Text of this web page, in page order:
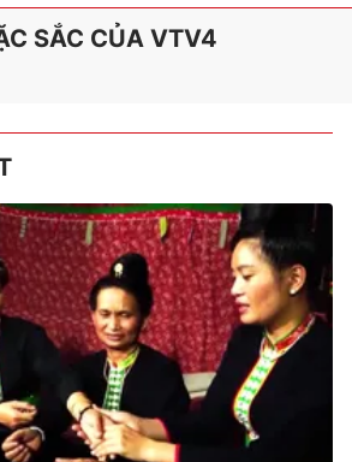
SẮC CỦA VTV4